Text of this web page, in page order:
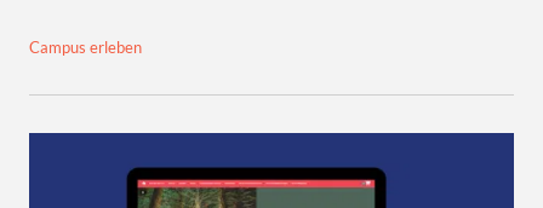
Campus erleben